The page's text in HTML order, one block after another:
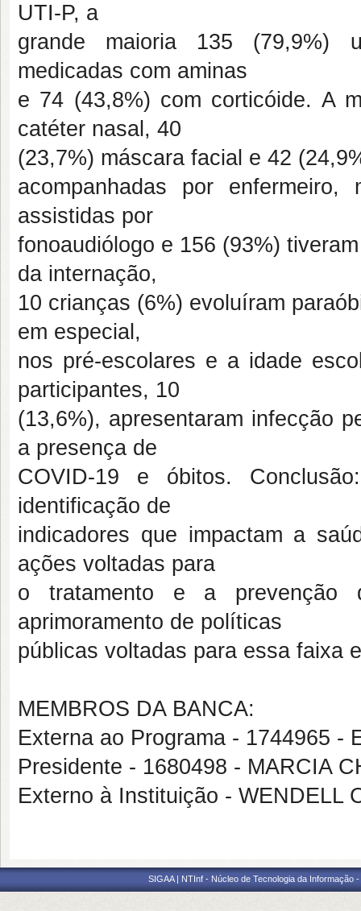
UTI-P, a
grande maioria 135 (79,9%)
medicadas com aminas
e 74 (43,8%) com corticóide. A
catéter nasal, 40
(23,7%) máscara facial e 42
acompanhadas por
assistidas por
fonoaudiólogo e 156 (93%)
da internação,
10 crianças (6%) evoluíram
em especial,
nos pré-escolares e a idade
participantes, 10
(13,6%), apresentaram infecção
a presença de
COVID-19 e óbitos.
identificação de
indicadores que impactam a
ações voltadas para
o tratamento e a prevenção
aprimoramento de políticas
públicas voltadas para essa faixa
MEMBROS DA BANCA:
Externa ao Programa - 1744965 -
Presidente - 1680498 - MARCIA
Externo à Instituição - WENDELL
SIGAA | NTInf - Núcleo de Tecnologia da